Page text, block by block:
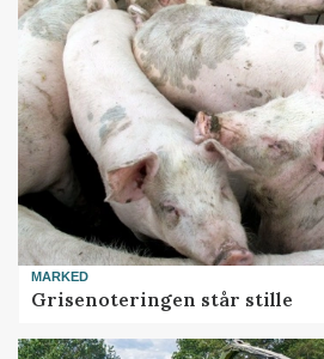
MARKED
Grisenoteringen står stille